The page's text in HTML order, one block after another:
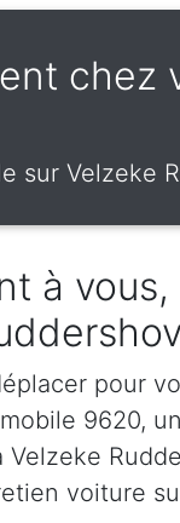
chez
sur Velzeke
à vous,
pour
9620,
voiture